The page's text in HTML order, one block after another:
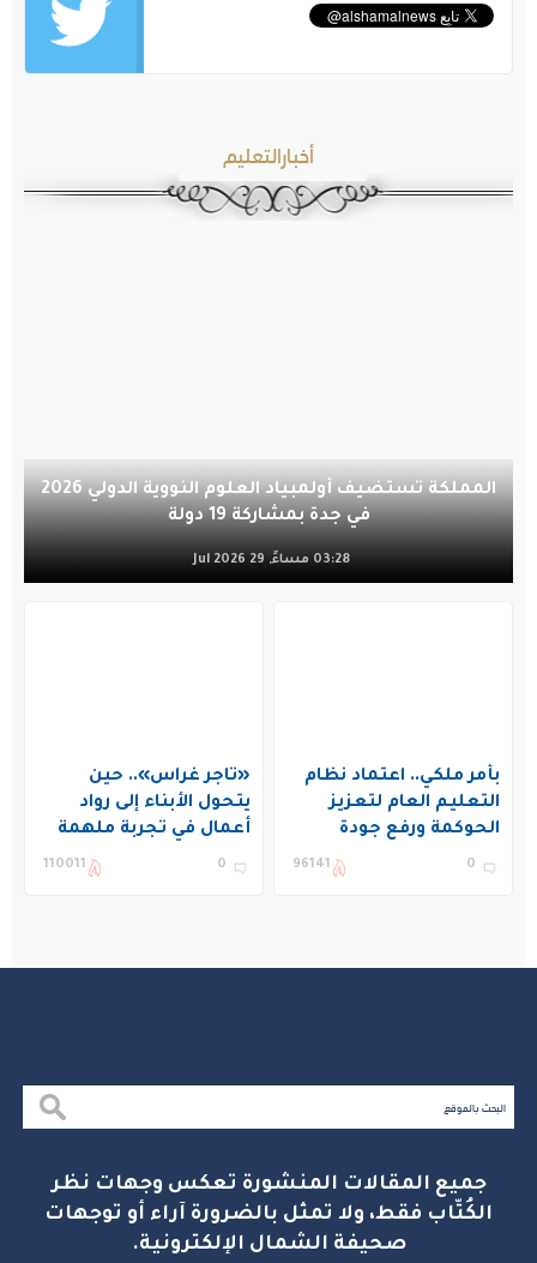
أخبارالتعليم
المملكة تستضيف أولمبياد العلوم النووية الدولي 2026
في جدة بمشاركة 19 دولة
03:28 مساءً, 29 Jul 2026
بأمر ملكي.. اعتماد نظام
التعليم العام لتعزيز
الحوكمة ورفع جودة
التعليم في المملكة
0
96141
«تاجر غراس».. حين
يتحول الأبناء إلى رواد
أعمال في تجربة ملهمة
بنادي غراس الصيفي
0
110011
جميع المقالات المنشورة تعكس وجهات نظر
الكُتّاب فقط، ولا تمثل بالضرورة آراء أو توجهات
صحيفة الشمال الإلكترونية.